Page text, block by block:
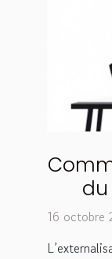
16 octobre